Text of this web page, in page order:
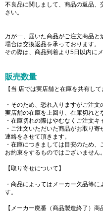
不良品に関しまして、商品の返品
さい。
万が一、届いた商品がご注文商品と
場合は交換返品を承っております。
その際は、商品到着より5日以内に
販売数量
【当 店では実店舗と在庫を共有して
・そのため、恐れ入りますがご注
実店舗の在庫を上回り、在庫切れと
・在庫切れの際はやむなくご注文キ
・ご注文いただいた商品がお取り
連絡をさせて頂きます。
・在庫につきましては目安のため
お約束をするものではございません
【取り寄せについて】
・商品によってはメーカー欠品等
す。
【メーカー廃番（商品製造終了）商